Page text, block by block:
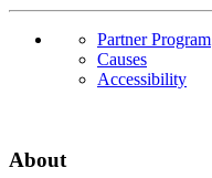
Partner Program
Causes
Accessibility
About